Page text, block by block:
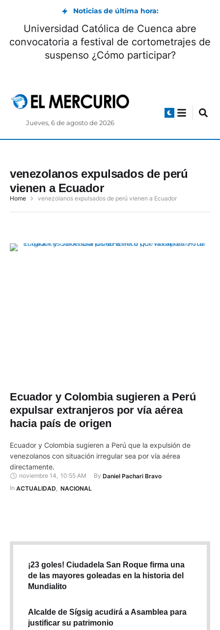
Noticias de última hora:
Universidad Católica de Cuenca abre
convocatoria a festival de cortometrajes de
suspenso ¿Cómo participar?
Jueves, 6 de agosto de 2026
venezolanos expulsados de perú
vienen a Ecuador
Home venezolanos expulsados de perú vienen a Ecuador
Ecuador y Colombia sugieren a Perú
expulsar extranjeros por vía aérea
hacia país de origen
Ecuador y Colombia sugieren a Perú que la expulsión de
venezolanos con situación irregular sea por vía aérea
directamente.
noviembre 14, 10:55 AM By Daniel Pachari Bravo
In ACTUALIDAD NACIONAL
¡23 goles! Ciudadela San Roque firma una
de las mayores goleadas en la historia del
Mundialito
Alcalde de Sígsig acudirá a Asamblea para
justificar su patrimonio